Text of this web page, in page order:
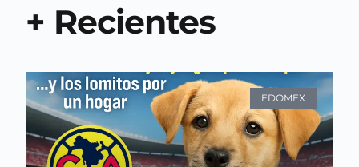
+ Recientes
EDOMEX